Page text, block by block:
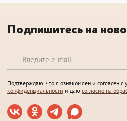
Подпишитесь на
Подтверждаю, что я ознакомлен и согласен с
конфиденциальности и даю согласие на